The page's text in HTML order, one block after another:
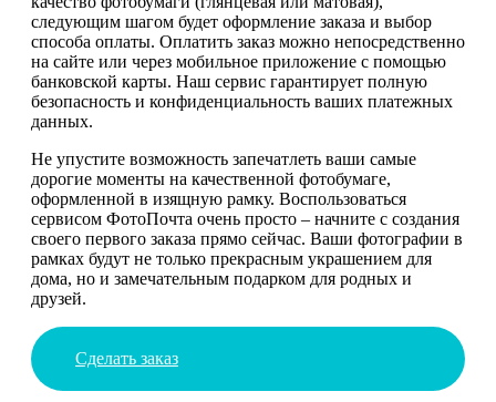
следующим шагом будет оформление заказа и выбор
способа оплаты. Оплатить заказ можно непосредственно
на сайте или через мобильное приложение с помощью
банковской карты. Наш сервис гарантирует полную
безопасность и конфиденциальность ваших платежных
данных.
Не упустите возможность запечатлеть ваши самые
дорогие моменты на качественной фотобумаге,
оформленной в изящную рамку. Воспользоваться
сервисом ФотоПочта очень просто – начните с создания
своего первого заказа прямо сейчас. Ваши фотографии в
рамках будут не только прекрасным украшением для
дома, но и замечательным подарком для родных и
друзей.
Сделать заказ